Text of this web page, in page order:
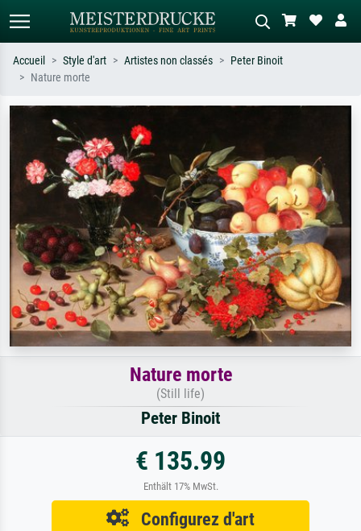
Recherchez par artiste, titre ou style –
ex. Monet, Nuit étoilée,
impressionnisme, vague de Hokusai,
nu.
tableau sombre, nu debout près d'un
arbre.
Accueil Style d'art Artistes non classés
Peter Binoit
Nature morte
Nature morte
(Still life)
Peter Binoit
€ 135.99
Enthält 17% MwSt.
Configurez d'art